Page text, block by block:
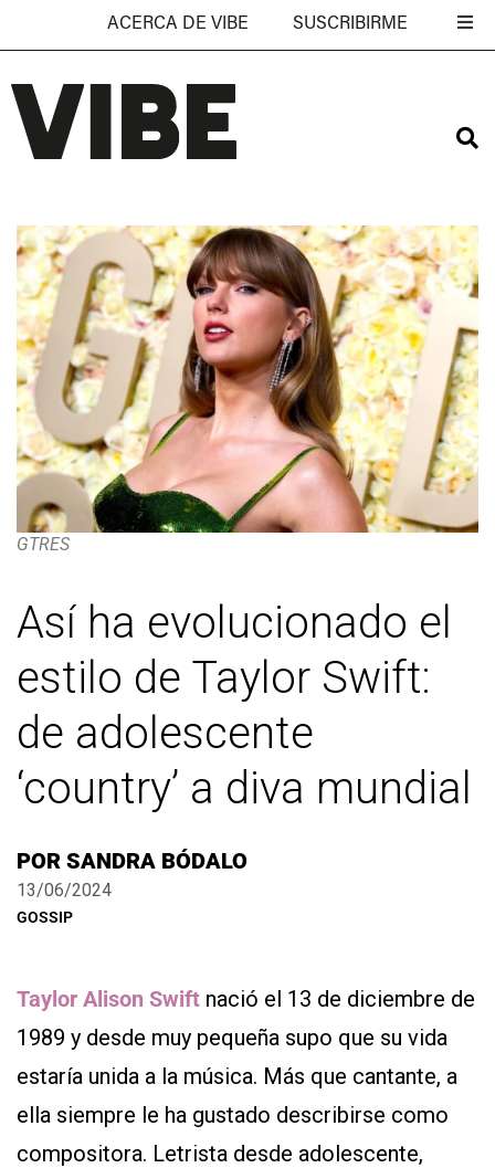
ACERCA DE VIBE SUSCRIBIRME
GTRES
Así ha evolucionado el
estilo de Taylor Swift:
de adolescente
‘country’ a diva mundial
POR SANDRA BÓDALO
13/06/2024
GOSSIP
Taylor Alison Swift nació el 13 de diciembre de
1989 y desde muy pequeña supo que su vida
estaría unida a la música. Más que cantante, a
ella siempre le ha gustado describirse como
compositora. Letrista desde adolescente,